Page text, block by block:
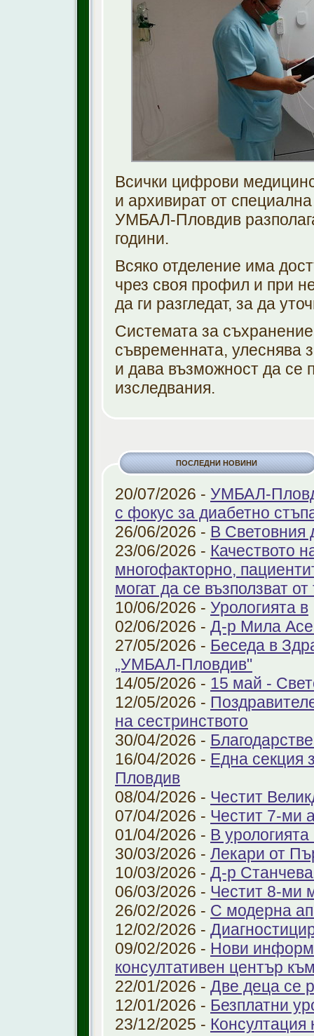
Всички цифрови
и архивират от
УМБАЛ-Пловдив
години.
Всяко отделение има
чрез своя профил и при
да ги разгледат, за да
Системата за
съвременната, улеснява
и дава възможност да се
изследвания.
ПОСЛЕДНИ НОВИНИ
20/07/2026 - УМБАЛ-
с фокус за диабетно
26/06/2026 - В Световния
23/06/2026 - Качеството
многофакторно,
могат да се възползват от
10/06/2026 - Урологията в
02/06/2026 - Д-р Мила
27/05/2026 - Беседа в
„УМБАЛ-Пловдив"
14/05/2026 - 15 май -
12/05/2026 -
на сестринството
30/04/2026 -
16/04/2026 - Една секция
Пловдив
08/04/2026 - Честит
07/04/2026 - Честит 7-ми
01/04/2026 - В урологията
30/03/2026 - Лекари от
10/03/2026 - Д-р
06/03/2026 - Честит 8-ми
26/02/2026 - С модерна
12/02/2026 -
09/02/2026 - Нови
консултативен център
22/01/2026 - Две деца се
12/01/2026 - Безплатни
23/12/2025 - Консултация